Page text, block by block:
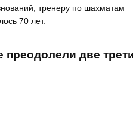
тренеру по шахматам
70 лет.
преодолели две